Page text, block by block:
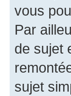
vous
Par
de sujet
sujet